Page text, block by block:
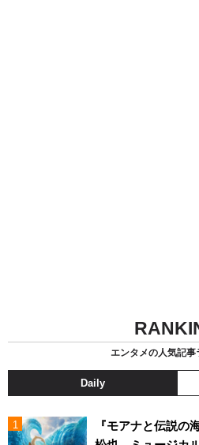
エンタメの人気記事
Daily
『モアナと伝説の